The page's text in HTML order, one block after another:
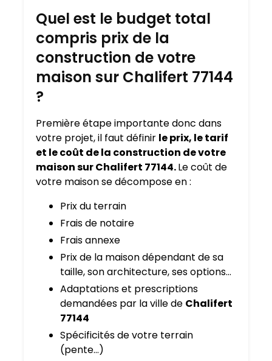
Quel est le budget total
compris prix de la
construction de votre
maison sur Chalifert 77144
?
Première étape importante donc dans
votre projet, il faut définir le prix, le tarif
et le coût de la construction de votre
maison sur Chalifert 77144.Le coût de
votre maison se décompose en :
Prix du terrain
Frais de notaire
Frais annexe
Prix de la maison dépendant de sa
taille, son architecture, ses options…
Adaptations et prescriptions
demandées par la ville de Chalifert
77144
Spécificités de votre terrain
(pente…)